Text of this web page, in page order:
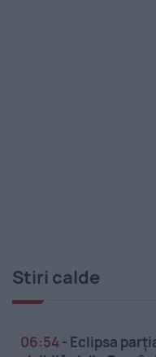
Stiri calde
06:54- Eclipsa